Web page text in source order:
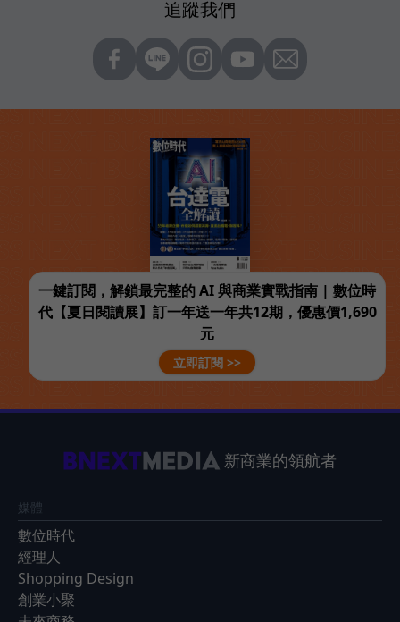
追蹤我們
一鍵訂閱，解鎖最完整的 AI 與商業實戰指南 | 數位時
代【夏日閱讀展】訂一年送一年共12期，優惠價1,690
元
立即訂閱 >>
新商業的領航者
媒體
數位時代
經理人
Shopping Design
創業小聚